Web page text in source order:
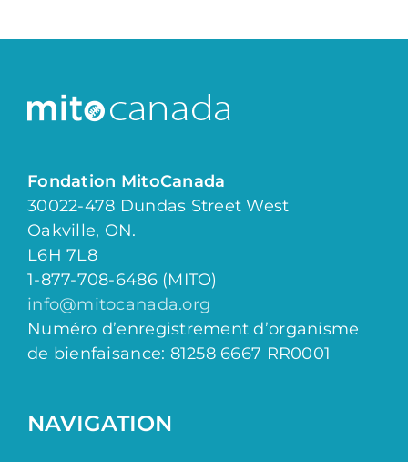
Fondation MitoCanada
30022-478 Dundas Street West
Oakville, ON.
L6H 7L8
1-877-708-6486 (MITO)
info@mitocanada.org
Numéro d’enregistrement d’organisme
de bienfaisance: 81258 6667 RR0001
NAVIGATION